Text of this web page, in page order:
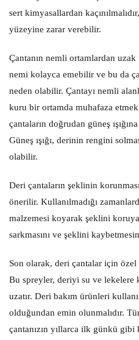
sert kimyasallardan
yüzeyine zarar verebilir.
Çantanın nemli ortamlardan
nemi kolayca emebilir ve bu da
neden olabilir. Çantayı nemli
kuru bir ortamda muhafaza
çantaların doğrudan güneş
Güneş ışığı, derinin rengini
olabilir.
Deri çantaların şeklinin
önerilir. Kullanılmadığı
malzemesi koyarak şeklini
sarkmasını ve şeklini
Son olarak, deri çantalar için
Bu spreyler, deriyi su ve lekelere
uzatır. Deri bakım ürünleri
olduğundan emin olunmalıdır.
çantanızın yıllarca ilk günkü gibi